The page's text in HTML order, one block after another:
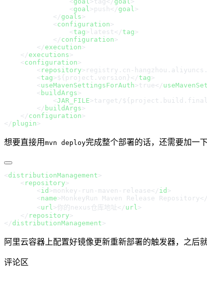
                <
goal >push </ goal
            </
goals
            <
configuration
                <
tag > latest </ tag
            </
configuration
        </
execution
    </
executions
    <
configuration
        <
repository > registry.cn-
        <
tag > ${project.version} </ tag
        <
useMavenSettingsForAuth >true</
        <
buildArgs
            <
JAR_FILE >target/
        </
buildArgs
    </
configuration
</ plugin
想要直接用 mvn deploy完成整个部署的话，还需要加一
< distributionManagement
    <
repository
        <
id >monkey-run-maven-release</ id
        <
name >MonkeyRun Maven Release Repository</
        <
url >你的nexus仓库地址</ url
    </
repository
</ distributionManagement
阿里云容器上配置好镜像更新重新部署的触发器，之后
评论区